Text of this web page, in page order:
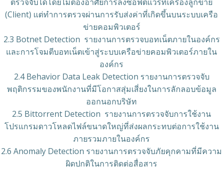
ตรวจจับได้โดยไม่ต้องอาศัยการลงซอฟต์แวร์ที่เครื่องลูกข่าย
(Client) แต่ทำการตรวจผ่านการรับส่งค่าที่เกิดขึ้นบนระบบเครือ
ข่ายคอมพิวเตอร์
2.3 Botnet Detection รายงานการตรวจบอทเน็ตภายในองค์กร
และการโจมตีบอทเน็ตเข้าสู่ระบบเครือข่ายคอมพิวเตอร์ภายใน
องค์กร
2.4 Behavior Data Leak Detection รายงานการตรวจจับ
พฤติกรรมของพนักงานที่มีโอกาสสุ่มเสี่ยงในการลักลอบข้อมูล
ออกนอกบริษัท
2.5 Bittorrent Detection รายงานการตรวจจับการใช้งาน
โปรแกรมดาวโหลดไฟล์ขนาดใหญ่ที่ส่งผลกระทบต่อการใช้งาน
ภายรวมภายในองค์กร
2.6 Anomaly Detection รายงานการตรวจจับภัยคุกคามที่มีความ
ผิดปกติในการติดต่อสื่อสาร